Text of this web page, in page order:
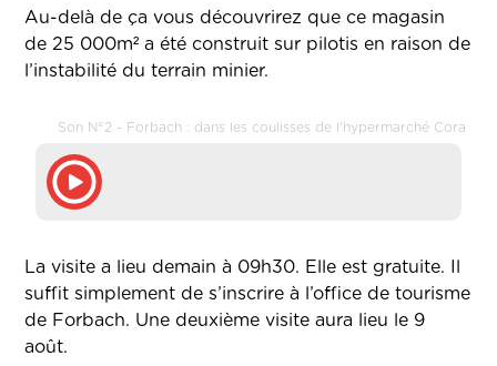
Au-delà de ça vous découvrirez que ce magasin
de 25 000m² a été construit sur pilotis en raison de
l’instabilité du terrain minier.
Son N°2 - Forbach : dans les coulisses de l'hypermarché Cora
La visite a lieu demain à 09h30. Elle est gratuite. Il
suffit simplement de s’inscrire à l’office de tourisme
de Forbach. Une deuxième visite aura lieu le 9
août.